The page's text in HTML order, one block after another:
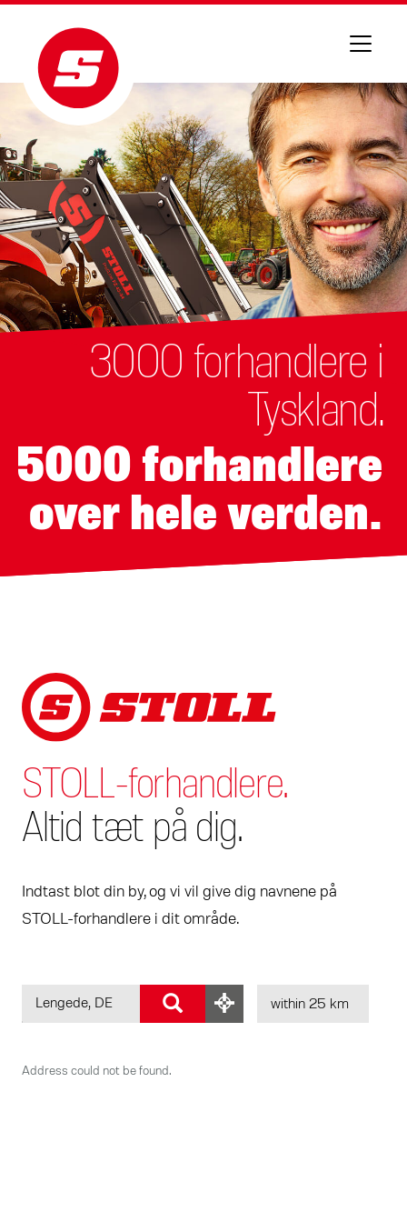
3000 forhandlere i
Tyskland.
5000 forhandlere
over hele verden.
STOLL-forhandlere.
Altid tæt på dig.
Indtast blot din by, og vi vil give dig navnene på
STOLL-forhandlere i dit område.
Address could not be found.